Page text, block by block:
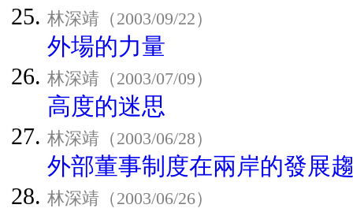
林深靖（2003/09/22）
外場的力量
林深靖（2003/07/09）
高度的迷思
林深靖（2003/06/28）
外部董事制度在兩岸的發展
林深靖（2003/06/26）